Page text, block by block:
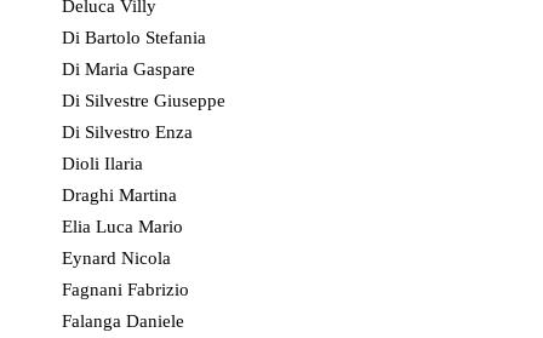
Deluca Villy
Di Bartolo Stefania
Di Maria Gaspare
Di Silvestre Giuseppe
Di Silvestro Enza
Dioli Ilaria
Draghi Martina
Elia Luca Mario
Eynard Nicola
Fagnani Fabrizio
Falanga Daniele